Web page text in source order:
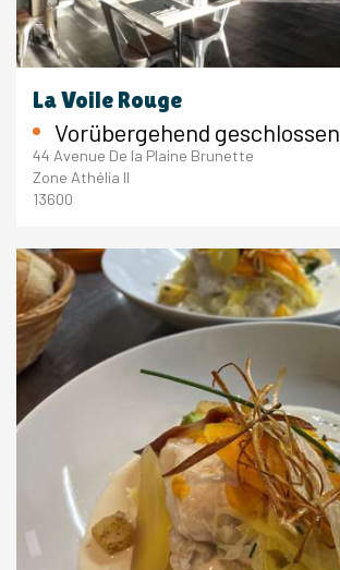
La Voile Rouge
Vorübergehend geschlossen
44 Avenue De la Plaine Brunette
Zone Athélia II
13600